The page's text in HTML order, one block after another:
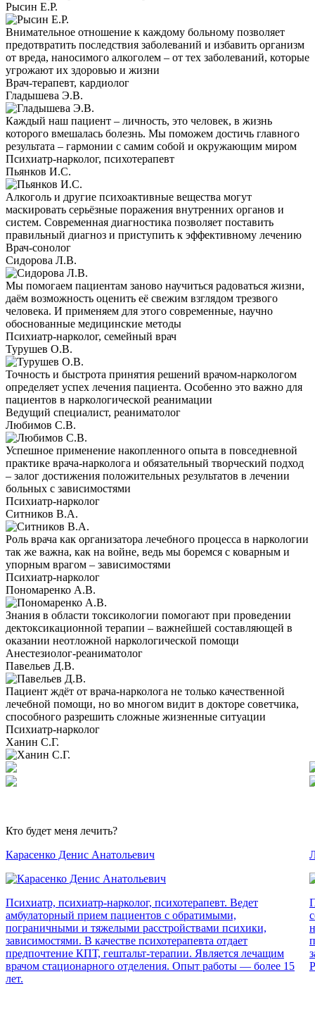
Рысин Е.Р.
Внимательное отношение к каждому больному позволяет
предотвратить последствия заболеваний и избавить организм
от вреда, наносимого алкоголем – от тех заболеваний, которые
угрожают их здоровью и жизни
Врач-терапевт, кардиолог
Гладышева Э.В.
Каждый наш пациент – личность, это человек, в жизнь
которого вмешалась болезнь. Мы поможем достичь главного
результата – гармонии с самим собой и окружающим миром
Психиатр-нарколог, психотерапевт
Пьянков И.С.
Алкоголь и другие психоактивные вещества могут
маскировать серьёзные поражения внутренних органов и
систем. Современная диагностика позволяет поставить
правильный диагноз и приступить к эффективному лечению
Врач-сонолог
Сидорова Л.В.
Мы помогаем пациентам заново научиться радоваться жизни,
даём возможность оценить её свежим взглядом трезвого
человека. И применяем для этого современные, научно
обоснованные медицинские методы
Психиатр-нарколог, семейный врач
Турушев О.В.
Точность и быстрота принятия решений врачом-наркологом
определяет успех лечения пациента. Особенно это важно для
пациентов в наркологической реанимации
Ведущий специалист, реаниматолог
Любимов С.В.
Успешное применение накопленного опыта в повседневной
практике врача-нарколога и обязательный творческий подход
– залог достижения положительных результатов в лечении
больных с зависимостями
Психиатр-нарколог
Ситников В.А.
Роль врача как организатора лечебного процесса в наркологии
так же важна, как на войне, ведь мы боремся с коварным и
упорным врагом – зависимостями
Психиатр-нарколог
Пономаренко А.В.
Знания в области токсикологии помогают при проведении
дектоксикационной терапии – важнейшей составляющей в
оказании неотложной наркологической помощи
Анестезиолог-реаниматолог
Павельев Д.В.
Пациент ждёт от врача-нарколога не только качественной
лечебной помощи, но во многом видит в докторе советчика,
способного разрешить сложные жизненные ситуации
Психиатр-нарколог
Ханин С.Г.
Кто будет меня лечить?
Карасенко Денис Анатольевич
Психиатр, психиатр-нарколог, психотерапевт. Ведет
амбулаторный прием пациентов с обратимыми,
пограничными и тяжелыми расстройствами психики,
зависимостями. В качестве психотерапевта отдает
предпочтение КПТ, гештальт-терапии. Является лечащим
врачом стационарного отделения. Опыт работы — более 15
лет.